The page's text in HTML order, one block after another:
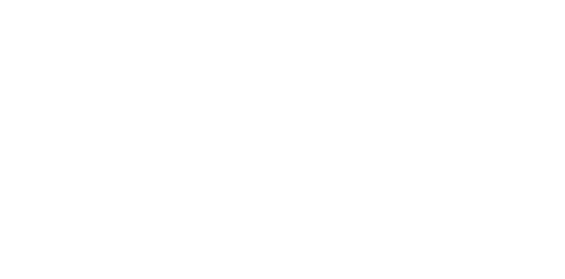
งอย่างตั้งใจ รับรองผล อันดับ1 การโพสต์ขายอสังหา กับทีมงาน
ทีมงานบริษัท ถูกและดีที่สุด ไม่มีค่านายหน้า ขายได้จริงๆ ช่วยสร้
ณขายบ้านมานาน ตัวจริง